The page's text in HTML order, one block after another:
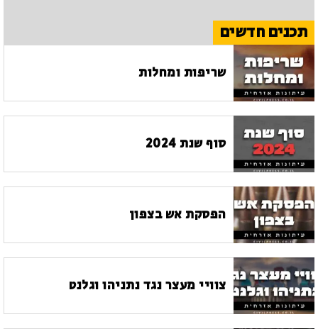
תכנים חדשים
שריפות ומחלות
סוף שנת 2024
הפסקת אש בצפון
צוויי מעצר נגד נתניהו וגלנט